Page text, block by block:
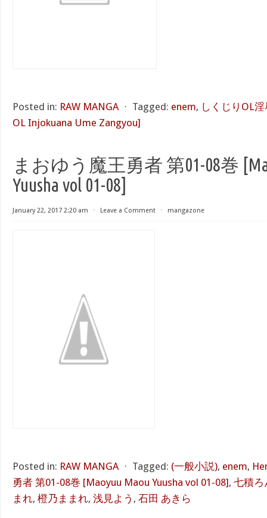
Posted in: RAW MANGA ⋅ Tagged: enem, しくじりOL
OL Injokuana Ume Zangyou]
まおゆう魔王勇者 第01-08巻
Yuusha vol 01-08]
January 22, 2017 2:20 am ⋅ Leave a Comment ⋅ mangazone
Posted in: RAW MANGA ⋅ Tagged: (一般小説), enem,
勇者 第01-08巻 [Maoyuu Maou Yuusha vol 01-08], 七積ろ
まれ, 橙乃ままれ, 浅見よう , 石田 あきら